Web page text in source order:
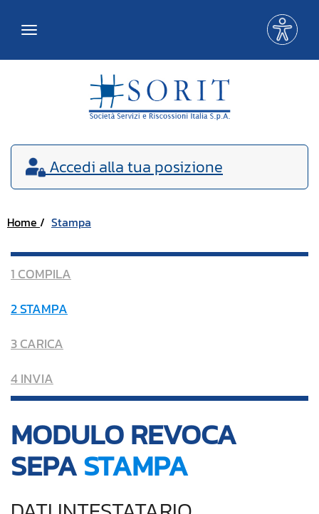
Toggle
Accedi alla tua posizione
Home Stampa
1 COMPILA
2 STAMPA
3 CARICA
4 INVIA
MODULO REVOCA
SEPASTAMPA